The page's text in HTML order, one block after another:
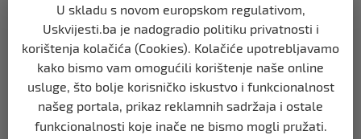
unutrašnjih poslova
prije 5 mjeseci
Akcija SIPA-e: Pretresaju se stambeni i
pomoćni objekti
prije 5 mjeseci
U skladu s novom europskom regulativom,
Uskvijesti.ba je nadogradio politiku privatnosti i
korištenja kolačića (Cookies). Kolačiće upotrebljavamo
kako bismo vam omogućili korištenje naše online
usluge, što bolje korisničko iskustvo i funkcionalnost
našeg portala, prikaz reklamnih sadržaja i ostale
funkcionalnosti koje inače ne bismo mogli pružati.